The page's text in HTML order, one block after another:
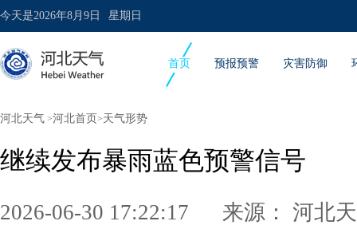
今天是2026年8月9日 星期日
首页 预报预警 灾害防御
河北天气 >河北首页 >天气形势
继续发布暴雨蓝色预警信号
2026-06-30 17:22:17 来源： 河北